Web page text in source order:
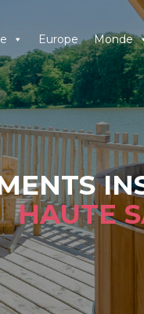
Europe Monde
HAUTE